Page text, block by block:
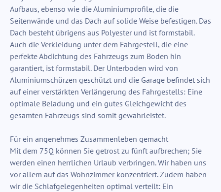
Aufbaus, ebenso wie die Aluminiumprofile, die die
Seitenwände und das Dach auf solide Weise befestigen. Das
Dach besteht übrigens aus Polyester und ist formstabil.
Auch die Verkleidung unter dem Fahrgestell, die eine
perfekte Abdichtung des Fahrzeugs zum Boden hin
garantiert, ist formstabil. Der Unterboden wird von
Aluminiumschürzen geschützt und die Garage befindet sich
auf einer verstärkten Verlängerung des Fahrgestells: Eine
optimale Beladung und ein gutes Gleichgewicht des
gesamten Fahrzeugs sind somit gewährleistet.
Für ein angenehmes Zusammenleben gemacht
Mit dem 75Q können Sie getrost zu fünft aufbrechen; Sie
werden einen herrlichen Urlaub verbringen. Wir haben uns
vor allem auf das Wohnzimmer konzentriert. Zudem haben
wir die Schlafgelegenheiten optimal verteilt: Ein